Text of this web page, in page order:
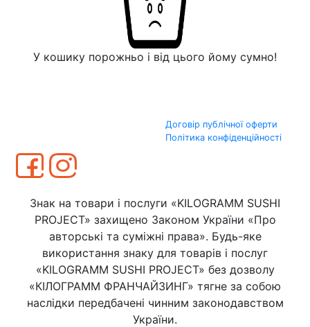
У кошику порожньо і від цього йому сумно!
Договір публічної оферти
Політика конфіденційності
Знак на товари і послуги «KILOGRAMM SUSHI
PROJECT» захищено Законом України «Про
авторські та суміжні права». Будь-яке
використання знаку для товарів і послуг
«KILOGRAMM SUSHI PROJECT» без дозволу
«КІЛОГРАММ ФРАНЧАЙЗИНГ» тягне за собою
наслідки передбачені чинним законодавством
України.